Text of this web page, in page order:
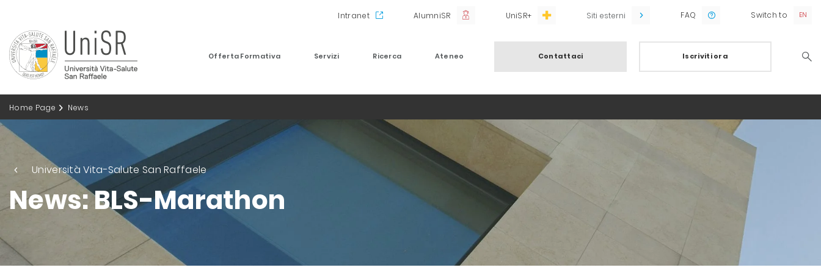
Intranet AlumniSR UniSR+ Siti esterni FAQ Switch to
Offerta Formativa Servizi Ricerca Ateneo Contattaci Iscriviti ora
Home Page News
Università Vita-Salute San Raffaele
News: BLS-Marathon